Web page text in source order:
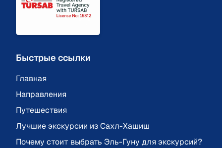
Быстрые ссылки
Главная
Направления
Путешествия
Лучшие экскурсии из Сахл-Хашиш
Почему стоит выбрать Эль-Гуну для экскурсий?